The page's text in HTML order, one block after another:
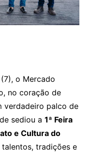
o Mercado
no coração de
verdadeiro palco de
sediou a 1ª Feira
e Cultura do
talentos, tradições e